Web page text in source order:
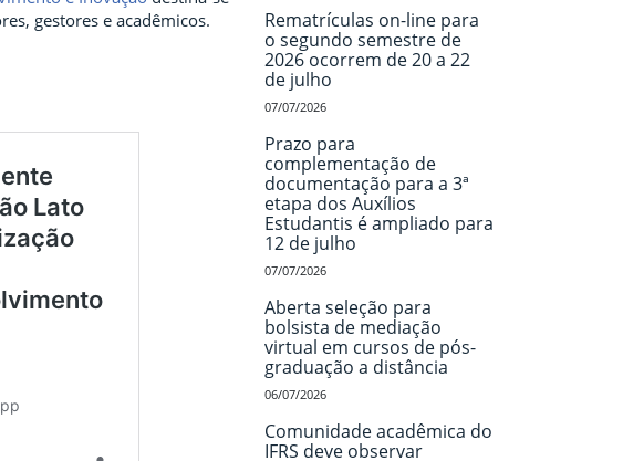
gestores e acadêmicos.
Rematrículas on-line para
o segundo semestre de
2026 ocorrem de 20 a 22
de julho
07/07/2026
Prazo para
complementação de
documentação para a 3ª
etapa dos Auxílios
Estudantis é ampliado para
12 de julho
07/07/2026
Aberta seleção para
bolsista de mediação
virtual em cursos de pós-
graduação a distância
06/07/2026
Comunidade acadêmica do
IFRS deve observar